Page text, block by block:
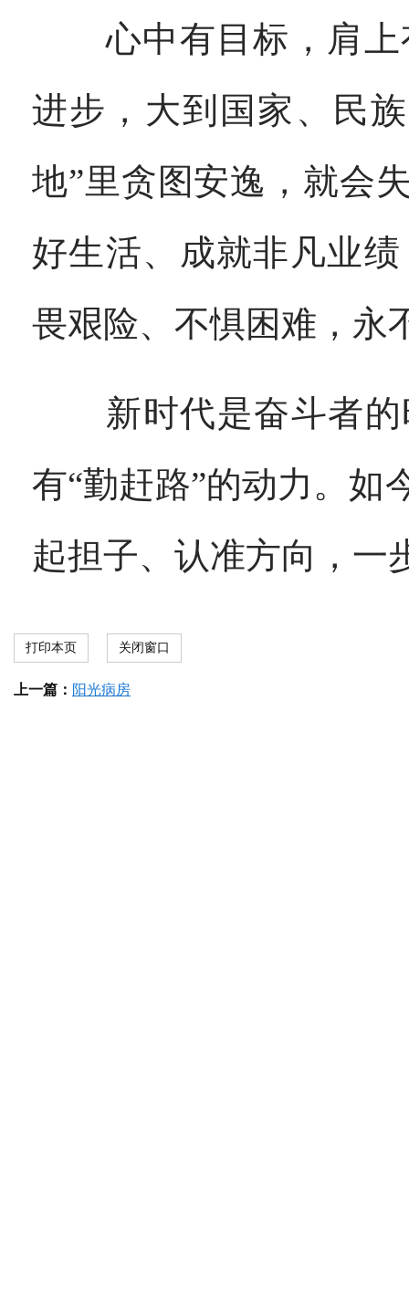
心中有目标，肩上
进步，大到国家、民
地”里贪图安逸，就会
好生活、成就非凡业
畏艰险、不惧困难，永
新时代是奋斗者的
有“勤赶路”的动力。如
起担子、认准方向，一
打印本页 关闭窗口
上一篇： 阳光病房